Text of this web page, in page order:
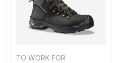
TO WORK FOR